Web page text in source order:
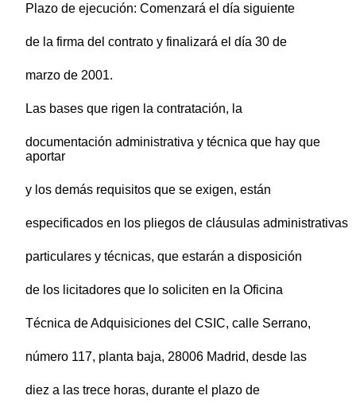
Plazo de ejecución: Comenzará el día siguiente
de la firma del contrato y finalizará el día 30 de
marzo de 2001.
Las bases que rigen la contratación, la
documentación administrativa y técnica que hay que
aportar
y los demás requisitos que se exigen, están
especificados en los pliegos de cláusulas administrativas
particulares y técnicas, que estarán a disposición
de los licitadores que lo soliciten en la Oficina
Técnica de Adquisiciones del CSIC, calle Serrano,
número 117, planta baja, 28006 Madrid, desde las
diez a las trece horas, durante el plazo de